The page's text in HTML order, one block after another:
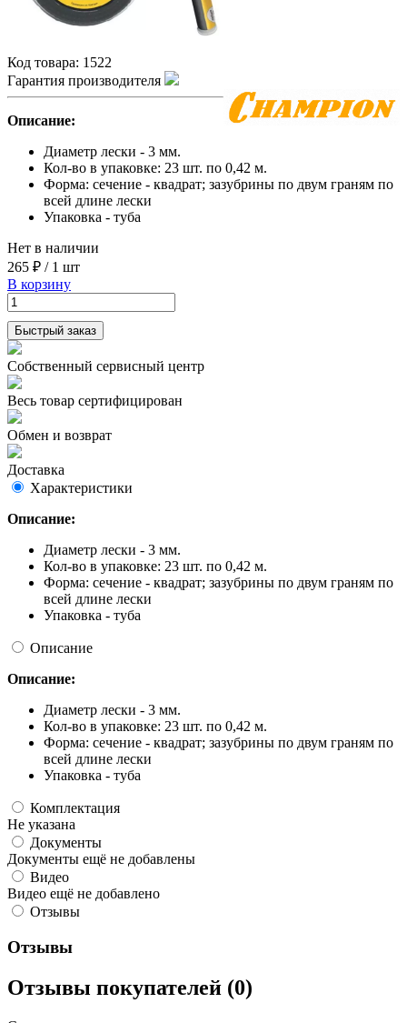
Код товара: 1522
Гарантия производителя
Описание:
Диаметр лески - 3 мм.
Кол-во в упаковке: 23 шт. по 0,42 м.
Форма: сечение - квадрат; зазубрины по двум граням по
всей длине лески
Упаковка - туба
Нет в наличии
265 ₽ / 1 шт
В корзину
Быстрый заказ
Собственный сервисный центр
Весь товар сертифицирован
Обмен и возврат
Доставка
Характеристики
Описание:
Диаметр лески - 3 мм.
Кол-во в упаковке: 23 шт. по 0,42 м.
Форма: сечение - квадрат; зазубрины по двум граням по
всей длине лески
Упаковка - туба
Описание
Описание:
Диаметр лески - 3 мм.
Кол-во в упаковке: 23 шт. по 0,42 м.
Форма: сечение - квадрат; зазубрины по двум граням по
всей длине лески
Упаковка - туба
Комплектация
Не указана
Документы
Документы ещё не добавлены
Видео
Видео ещё не добавлено
Отзывы
Отзывы
Отзывы покупателей (0)